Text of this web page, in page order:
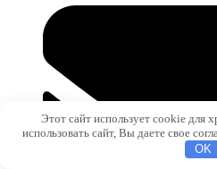
Этот сайт использует cookie для
использовать сайт, Вы даете свое
OK